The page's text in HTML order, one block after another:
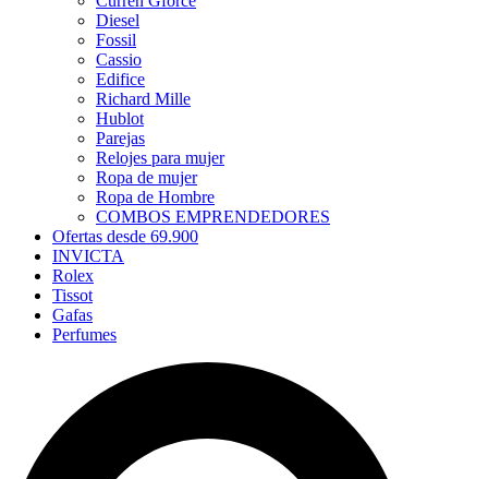
Diesel
Fossil
Cassio
Edifice
Richard Mille
Hublot
Parejas
Relojes para mujer
Ropa de mujer
Ropa de Hombre
COMBOS EMPRENDEDORES
Ofertas desde 69.900
INVICTA
Rolex
Tissot
Gafas
Perfumes